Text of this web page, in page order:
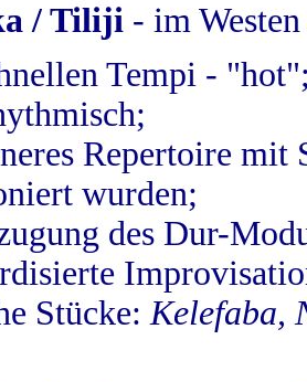
/ Tiliji - im
Tempi -
Repertoire
wurden;
des Dur-
Stücke:Kelefaba,